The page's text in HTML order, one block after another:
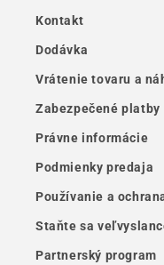
Kontakt
Dodávka
Vrátenie tovaru a
Zabezpečené platby
Právne informácie
Podmienky predaja
Používanie a
Staňte sa
Partnerský program